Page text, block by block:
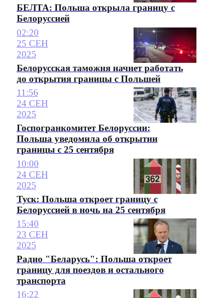
БЕЛТА: Польша открыла границу с
Белоруссией
02:20
25 СЕН
2025
Белорусская таможня начнет работать
до открытия границы с Польшей
11:56
24 СЕН
2025
Госпогранкомитет Белоруссии:
Польша уведомила об открытии
границы с 25 сентября
10:00
24 СЕН
2025
Туск: Польша откроет границу с
Белоруссией в ночь на 25 сентября
15:40
23 СЕН
2025
Радио "Беларусь": Польша откроет
границу для поездов и остального
транспорта
16:22